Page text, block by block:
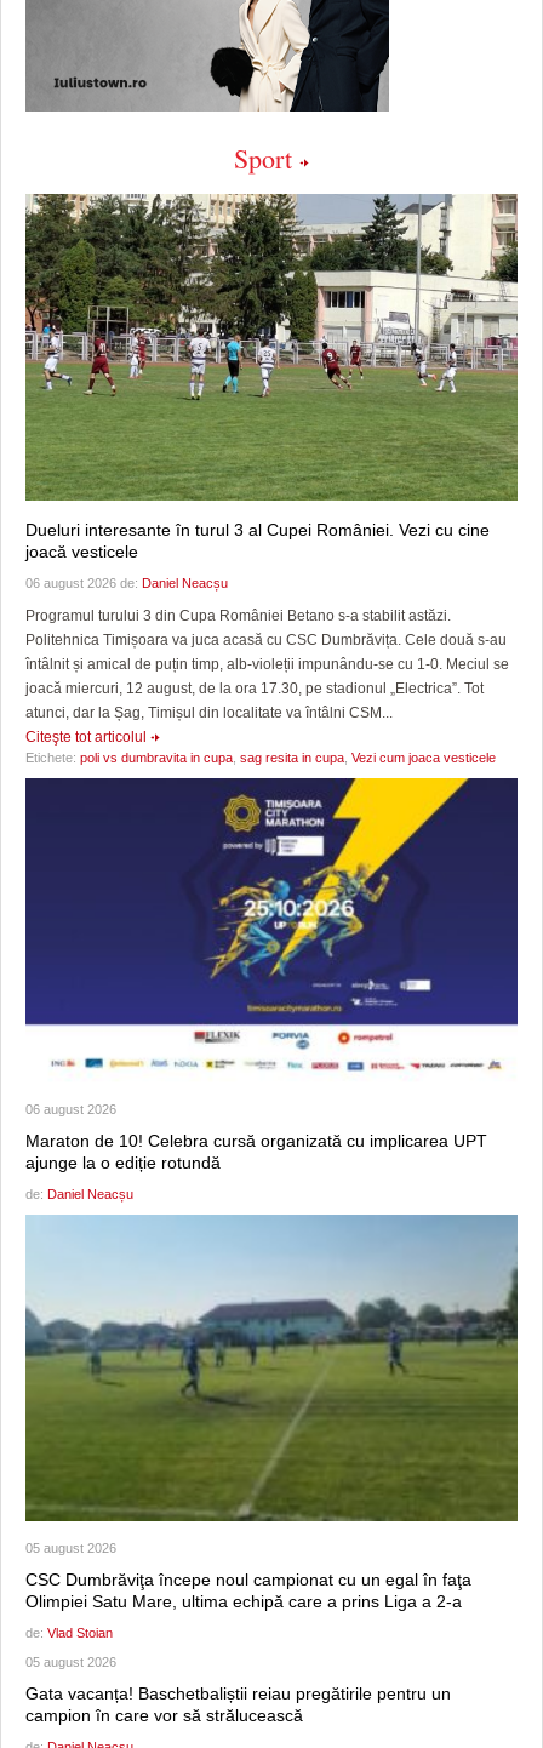
Sport
Dueluri interesante în turul 3 al Cupei României. Vezi cu cine
joacă vesticele
06 august 2026 de: Daniel Neacșu
Programul turului 3 din Cupa României Betano s-a stabilit astăzi.
Politehnica Timișoara va juca acasă cu CSC Dumbrăvița. Cele două s-au
întâlnit și amical de puțin timp, alb-violeții impunându-se cu 1-0. Meciul se
joacă miercuri, 12 august, de la ora 17.30, pe stadionul „Electrica”. Tot
atunci, dar la Șag, Timișul din localitate va întâlni CSM...
Citeşte tot articolul
Etichete: poli vs dumbravita in cupa sag resita in cupa Vezi cum joaca vesticele
06 august 2026
Maraton de 10! Celebra cursă organizată cu implicarea UPT
ajunge la o ediție rotundă
de: Daniel Neacșu
05 august 2026
CSC Dumbrăviţa începe noul campionat cu un egal în faţa
Olimpiei Satu Mare, ultima echipă care a prins Liga a 2-a
de: Vlad Stoian
05 august 2026
Gata vacanța! Baschetbaliștii reiau pregătirile pentru un
campion în care vor să strălucească